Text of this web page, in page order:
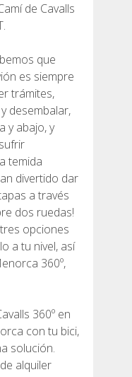
de Cavalls
que
es siempre
trámites,
desembalar,
y abajo, y
temida
divertido dar
a través
dos ruedas!
opciones
a tu nivel, así
360º,
360º en
con tu bici,
solución.
alquiler